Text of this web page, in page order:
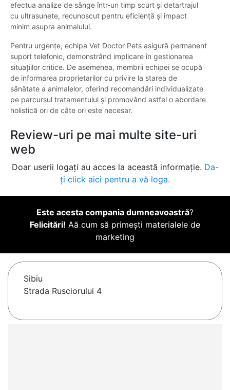
efectua analize de sânge într-un timp scurt și detartrajul
cu ultrasunete, recunoscut pentru eficiență și impact
minim asupra animalului.
Pentru urgențe, echipa Vet Doctor Pets asigură permanent
suport telefonic, demonstrând implicare în gestionarea
situațiilor critice. De asemenea, membrii echipei se ocupă
de informarea proprietarilor cu privire la starea de
sănătate a animalelor, oferind recomandări individualizate
pe parcursul tratamentului și promovând astfel o abordare
holistică ori de câte ori este necesar.
Review-uri pe mai multe site-uri
web
Doar userii logați au acces la această informație. Da-
ți click aici pentru a vă loga.
Este acesta compania dumneavoastră?
Felicitări! Aă cum să primești materialele de
marketing
Sibiu
Strada Rusciorului 4